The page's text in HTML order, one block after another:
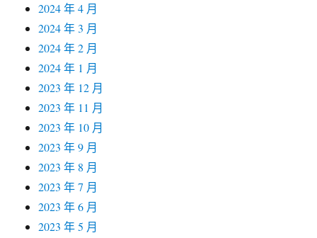
2024 年 4 月
2024 年 3 月
2024 年 2 月
2024 年 1 月
2023 年 12 月
2023 年 11 月
2023 年 10 月
2023 年 9 月
2023 年 8 月
2023 年 7 月
2023 年 6 月
2023 年 5 月